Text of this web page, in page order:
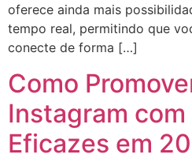
oferece ainda mais
tempo real, permitindo que
conecte de forma […]
Como
Instagram
Eficazes em